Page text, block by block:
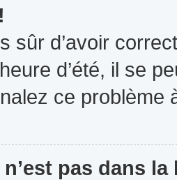
sûr d’avoir
d’été, il se
ce problème
pas dans la